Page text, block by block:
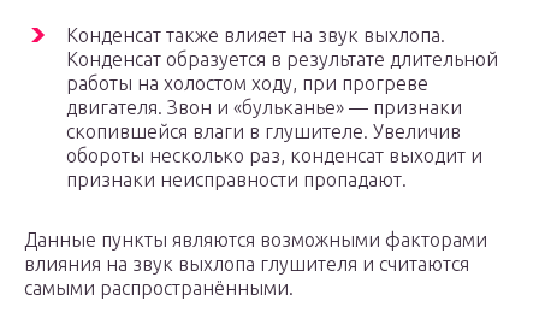
Конденсат также влияет на звук выхлопа.
Конденсат образуется в результате длительной
работы на холостом ходу, при прогреве
двигателя. Звон и «бульканье» — признаки
скопившейся влаги в глушителе. Увеличив
обороты несколько раз, конденсат выходит и
признаки неисправности пропадают.
Данные пункты являются возможными факторами
влияния на звук выхлопа глушителя и считаются
самыми распространёнными.